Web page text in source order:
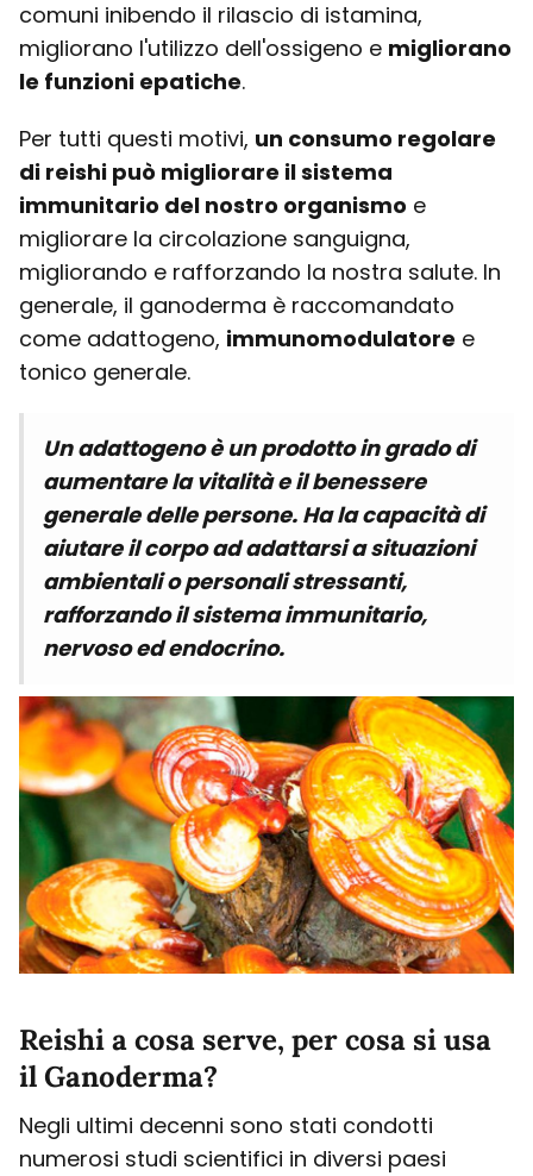
comuni inibendo il rilascio di istamina,
migliorano l'utilizzo dell'ossigeno e migliorano
le funzioni epatiche.
Per tutti questi motivi, un consumo regolare
di reishi può migliorare il sistema
immunitario del nostro organismo e
migliorare la circolazione sanguigna,
migliorando e rafforzando la nostra salute. In
generale, il ganoderma è raccomandato
come adattogeno, immunomodulatore e
tonico generale.
Un adattogeno è un prodotto in grado di
aumentare la vitalità e il benessere
generale delle persone. Ha la capacità di
aiutare il corpo ad adattarsi a situazioni
ambientali o personali stressanti,
rafforzando il sistema immunitario,
nervoso ed endocrino.
Reishi a cosa serve, per cosa si usa
il Ganoderma?
Negli ultimi decenni sono stati condotti
numerosi studi scientifici in diversi paesi